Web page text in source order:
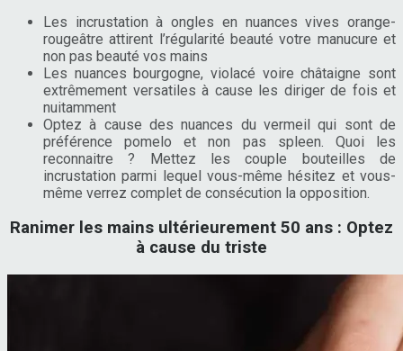
Les incrustation à ongles en nuances vives orange-
rougeâtre attirent l’régularité beauté votre manucure et
non pas beauté vos mains
Les nuances bourgogne, violacé voire châtaigne sont
extrêmement versatiles à cause les diriger de fois et
nuitamment
Optez à cause des nuances du vermeil qui sont de
préférence pomelo et non pas spleen. Quoi les
reconnaitre ? Mettez les couple bouteilles de
incrustation parmi lequel vous-même hésitez et vous-
même verrez complet de consécution la opposition.
Ranimer les mains ultérieurement 50 ans : Optez
à cause du triste